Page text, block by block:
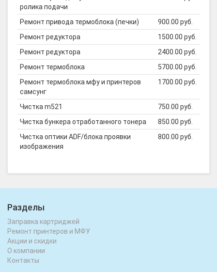
ролика подачи
Ремонт привода термоблока (печки)
900.00 руб.
Ремонт редуктора
1500.00 руб.
Ремонт редуктора
2400.00 руб.
Ремонт термоблока
5700.00 руб.
Ремонт термоблока мфу и принтеров
самсунг
1700.00 руб.
Чистка m521
750.00 руб.
Чистка бункера отработанного тонера
850.00 руб.
Чистка оптики ADF/блока проявки
изображения
800.00 руб.
Разделы
Заправка картриджей
Ремонт принтеров и МФУ
Акции и скидки
О компании
Контакты